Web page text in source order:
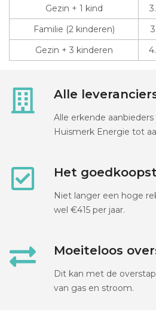
Gezin + 1 kind
Familie (2 kinderen)
Gezin + 3 kinderen
Alle
Alle erkende aanbieders
Huismerk Energie tot
Het
Niet langer een hoge
wel €415 per jaar.
Moeiteloos
Dit kan met de
van gas en stroom.